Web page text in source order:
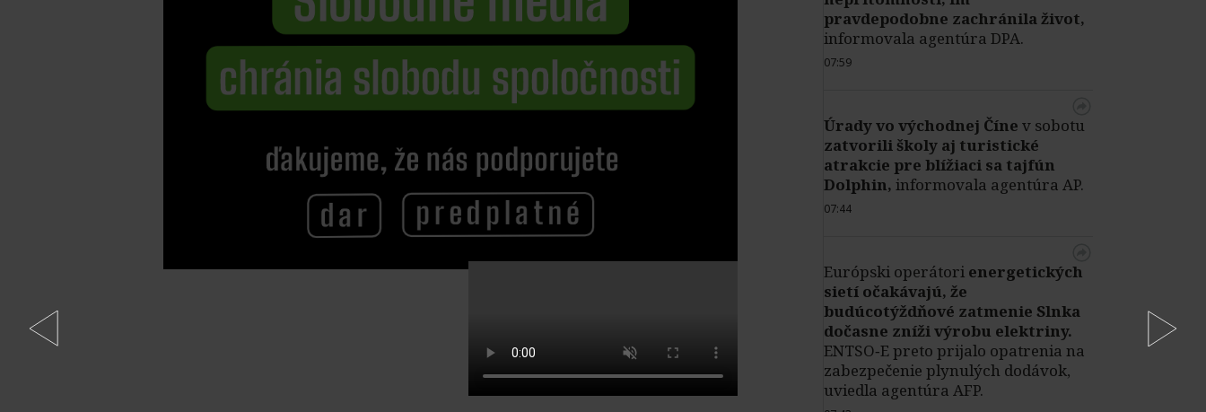
pravdepodobne zachránila život,
informovala agentúra DPA.
07:59
Úrady vo východnej Číne v sobotu
zatvorili školy aj turistické
atrakcie pre blížiaci sa tajfún
Dolphin, informovala agentúra AP.
07:44
Európski operátori energetických
sietí očakávajú, že
budúcotýždňové zatmenie Slnka
dočasne zníži výrobu elektriny.
ENTSO‑E preto prijalo opatrenia na
zabezpečenie plynulých dodávok,
uviedla agentúra AFP.